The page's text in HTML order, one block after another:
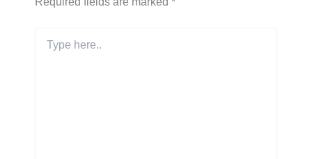
here..